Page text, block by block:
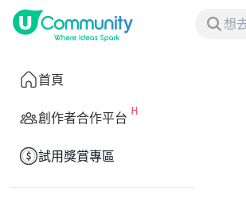
首頁
創作者合作平台
試用獎賞專區